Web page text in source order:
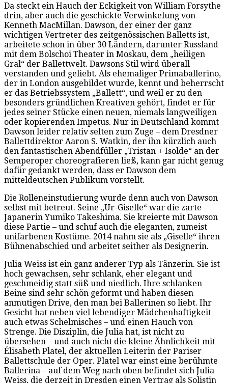
Da steckt ein Hauch der Eckigkeit von William Forsythe
drin, aber auch die geschickte Verwinkelung von
Kenneth MacMillan. Dawson, der einer der ganz
wichtigen Vertreter des zeitgenössischen Balletts ist,
arbeitete schon in über 30 Ländern, darunter Russland
mit dem Bolschoi Theater in Moskau, dem „heiligen
Gral“ der Ballettwelt. Dawsons Stil wird überall
verstanden und geliebt. Als ehemaliger Primaballerino,
der in London ausgebildet wurde, kennt und beherrscht
er das Betriebssystem „Ballett“, und weil er zu den
besonders gründlichen Kreativen gehört, findet er für
jedes seiner Stücke einen neuen, niemals langweiligen
oder kopierenden Impetus. Nur in Deutschland kommt
Dawson leider relativ selten zum Zuge – dem Dresdner
Ballettdirektor Aaron S. Watkin, der ihn kürzlich auch
den fantastischen Abendfüller „Tristan + Isolde“ an der
Semperoper choreografieren ließ, kann gar nicht genug
dafür gedankt werden, dass er Dawson dem
mitteldeutschen Publikum vorstellt.
Die Rolleneinstudierung wurde denn auch von Dawson
selbst mit betreut. Seine „Ur-Giselle“ war die zarte
Japanerin Yumiko Takeshima. Sie kreierte mit Dawson
diese Partie – und schuf auch die eleganten, zumeist
unifarbenen Kostüme. 2014 nahm sie als „Giselle“ ihren
Bühnenabschied und arbeitet seither als Designerin.
Julia Weiss ist ein ganz anderer Typ als Tänzerin. Sie ist
hoch gewachsen, sehr schlank, eher elegant und
geschmeidig statt süß und niedlich. Ihre schlanken
Beine sind sehr schön geformt und haben diesen
anmutigen Drive, den man bei Ballerinen so liebt. Ihr
Gesicht hat neben viel lebendiger Mädchenhaftigkeit
auch etwas Schelmisches – und einen Hauch von
Strenge. Die Disziplin, die Julia hat, ist nicht zu
übersehen – und auch nicht die kleine Ähnlichkeit mit
Élisabeth Platel, der aktuellen Leiterin der Pariser
Ballettschule der Oper. Platel war einst eine berühmte
Ballerina – auf dem Weg nach oben befindet sich Julia
Weiss, die derzeit in Dresden einen Vertrag als Solistin